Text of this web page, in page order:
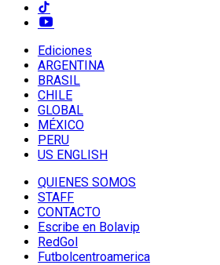
Ediciones
ARGENTINA
BRASIL
CHILE
GLOBAL
MÉXICO
PERU
US ENGLISH
QUIENES SOMOS
STAFF
CONTACTO
Escribe en Bolavip
RedGol
Futbolcentroamerica